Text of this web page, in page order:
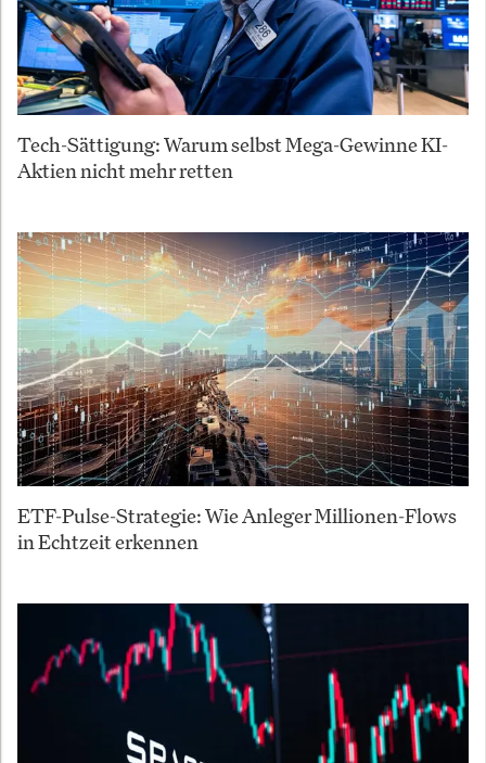
Tech-Sättigung: Warum selbst Mega-Gewinne KI-
Aktien nicht mehr retten
ETF-Pulse-Strategie: Wie Anleger Millionen-Flows
in Echtzeit erkennen